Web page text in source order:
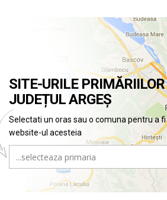
SITE-URILE
JUDEȚUL ARGEȘ
Selectati un oras sau o comuna pentru a
website-ul acesteia